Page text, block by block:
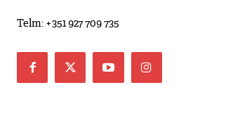
Telm: +351 927 709 735